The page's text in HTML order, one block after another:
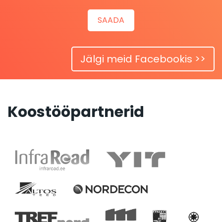
Jälgi meid Facebookis >>
Koostööpartnerid